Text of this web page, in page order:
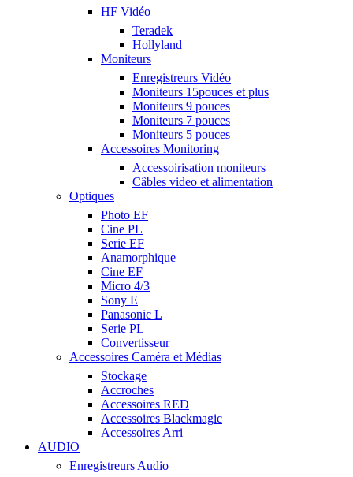
HF Vidéo
Teradek
Hollyland
Moniteurs
Enregistreurs Vidéo
Moniteurs 15pouces et plus
Moniteurs 9 pouces
Moniteurs 7 pouces
Moniteurs 5 pouces
Accessoires Monitoring
Accessoirisation moniteurs
Câbles video et alimentation
Optiques
Photo EF
Cine PL
Serie EF
Anamorphique
Cine EF
Micro 4/3
Sony E
Panasonic L
Serie PL
Convertisseur
Accessoires Caméra et Médias
Stockage
Accroches
Accessoires RED
Accessoires Blackmagic
Accessoires Arri
AUDIO
Enregistreurs Audio